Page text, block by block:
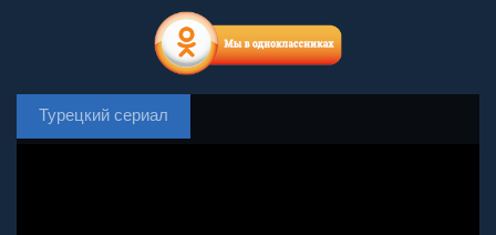
Турецкий сериал